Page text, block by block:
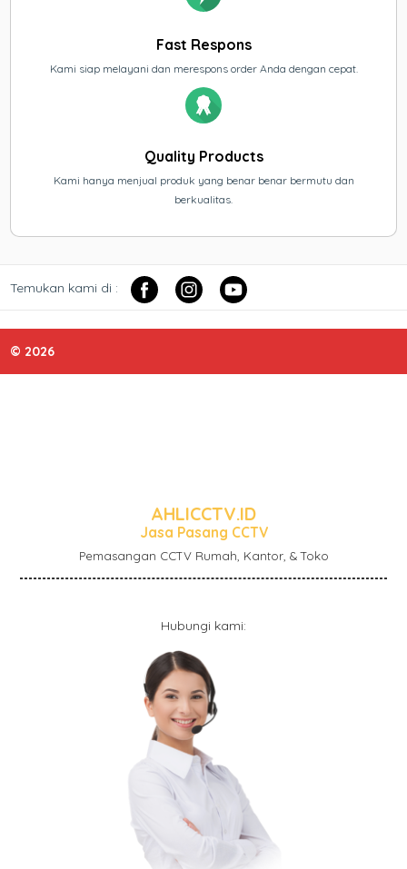
Fast Respons
Kami siap melayani dan merespons order Anda dengan cepat.
Quality Products
Kami hanya menjual produk yang benar benar bermutu dan
berkualitas.
Temukan kami di :
© 2026
AHLICCTV.ID
Jasa Pasang CCTV
Pemasangan CCTV Rumah, Kantor, & Toko
Hubungi kami: